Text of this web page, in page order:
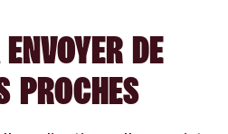
DE
PROCHES